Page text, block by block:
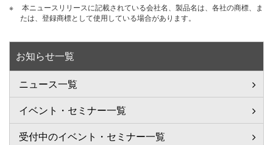
※
本ニュースリリースに記載されている会社名、製品名は、各社の商標、ま
たは、登録商標として使用している場合があります。
お知らせ一覧
ニュース一覧
イベント・セミナー一覧
受付中のイベント・セミナー一覧